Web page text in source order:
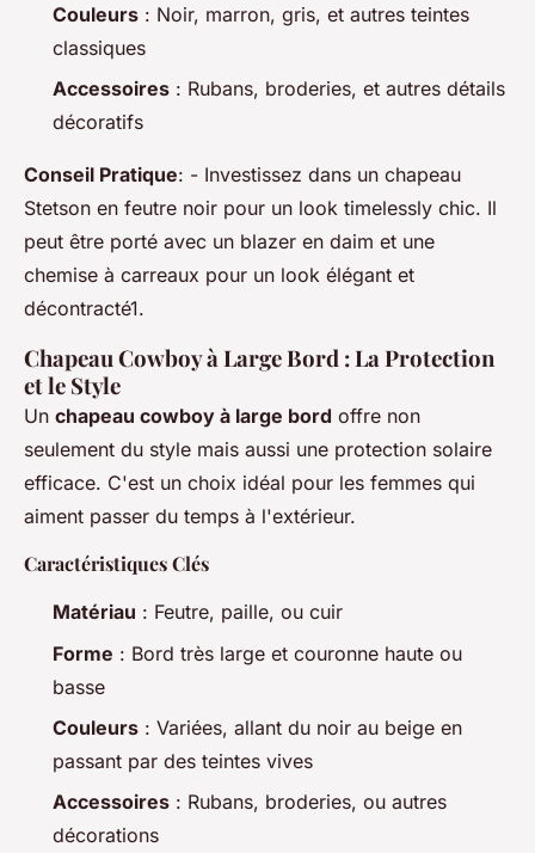
Couleurs : Noir, marron, gris, et autres teintes
classiques
Accessoires : Rubans, broderies, et autres détails
décoratifs
Conseil Pratique: - Investissez dans un chapeau
Stetson en feutre noir pour un look timelessly chic. Il
peut être porté avec un blazer en daim et une
chemise à carreaux pour un look élégant et
décontracté1.
Chapeau Cowboy à Large Bord : La Protection
et le Style
Un chapeau cowboy à large bord offre non
seulement du style mais aussi une protection solaire
efficace. C'est un choix idéal pour les femmes qui
aiment passer du temps à l'extérieur.
Caractéristiques Clés
Matériau : Feutre, paille, ou cuir
Forme : Bord très large et couronne haute ou
basse
Couleurs : Variées, allant du noir au beige en
passant par des teintes vives
Accessoires : Rubans, broderies, ou autres
décorations